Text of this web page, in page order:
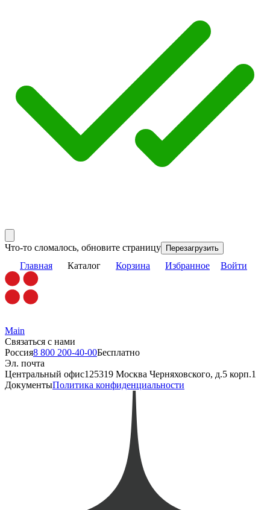
Что-то сломалось, обновите страницу Перезагрузить
Главная Каталог Корзина Избранное Войти
Main
Связаться с нами
Россия8 800 200-40-00Бесплатно
Эл. почта
Центральный офис125319 Москва Черняховского, д.5 корп.1
ДокументыПолитика конфиденциальности